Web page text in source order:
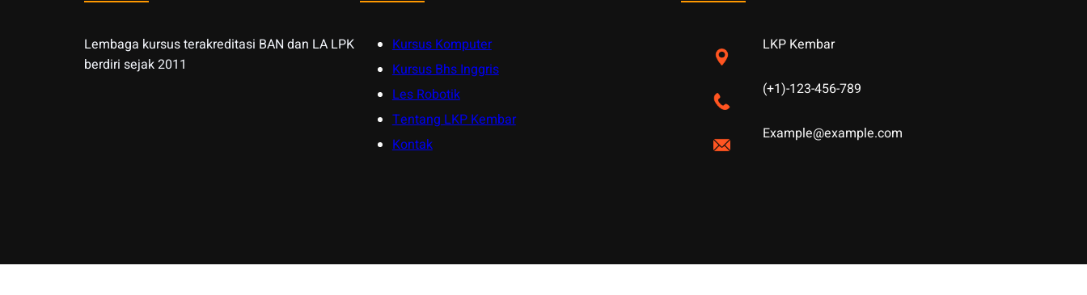
Lembaga kursus terakreditasi BAN dan LA LPK
berdiri sejak 2011
Kursus Komputer
Kursus Bhs Inggris
Les Robotik
Tentang LKP Kembar
Kontak
LKP Kembar
(+1)-123-456-789
Example@example.com